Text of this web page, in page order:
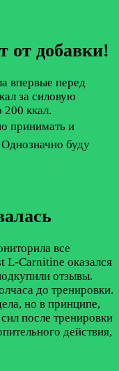
от добавки!
впервые перед
за силовую
200 ккал.
принимать и
буду
все
L-Carnitine оказался
отзывы.
до тренировки.
но в принципе,
после тренировки
действия,